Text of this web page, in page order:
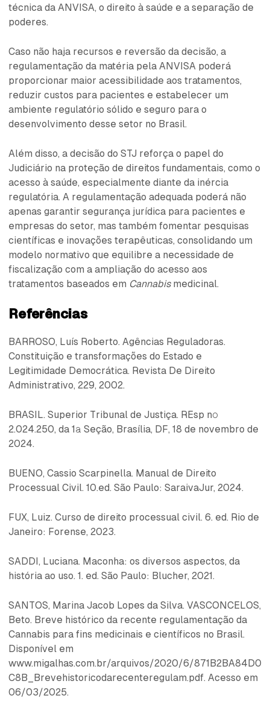
técnica da ANVISA, o direito à saúde e a separação de
poderes.
Caso não haja recursos e reversão da decisão, a
regulamentação da matéria pela ANVISA poderá
proporcionar maior acessibilidade aos tratamentos,
reduzir custos para pacientes e estabelecer um
ambiente regulatório sólido e seguro para o
desenvolvimento desse setor no Brasil.
Além disso, a decisão do STJ reforça o papel do
Judiciário na proteção de direitos fundamentais, como o
acesso à saúde, especialmente diante da inércia
regulatória. A regulamentação adequada poderá não
apenas garantir segurança jurídica para pacientes e
empresas do setor, mas também fomentar pesquisas
científicas e inovações terapêuticas, consolidando um
modelo normativo que equilibre a necessidade de
fiscalização com a ampliação do acesso aos
tratamentos baseados em Cannabismedicinal.
Referências
BARROSO, Luís Roberto. Agências Reguladoras.
Constituição e transformações do Estado e
Legitimidade Democrática. Revista De Direito
Administrativo, 229, 2002.
BRASIL. Superior Tribunal de Justiça. REsp nº
2.024.250, da 1ª Seção, Brasília, DF, 18 de novembro de
2024.
BUENO, Cassio Scarpinella. Manual de Direito
Processual Civil. 10.ed. São Paulo: SaraivaJur, 2024.
FUX, Luiz. Curso de direito processual civil. 6. ed. Rio de
Janeiro: Forense, 2023.
SADDI, Luciana. Maconha: os diversos aspectos, da
história ao uso. 1. ed. São Paulo: Blucher, 2021.
SANTOS, Marina Jacob Lopes da Silva. VASCONCELOS,
Beto. Breve histórico da recente regulamentação da
Cannabis para fins medicinais e científicos no Brasil.
Disponível em
www.migalhas.com.br/arquivos/2020/6/871B2BA84D0
C8B_Brevehistoricodarecenteregulam.pdf. Acesso em
06/03/2025.